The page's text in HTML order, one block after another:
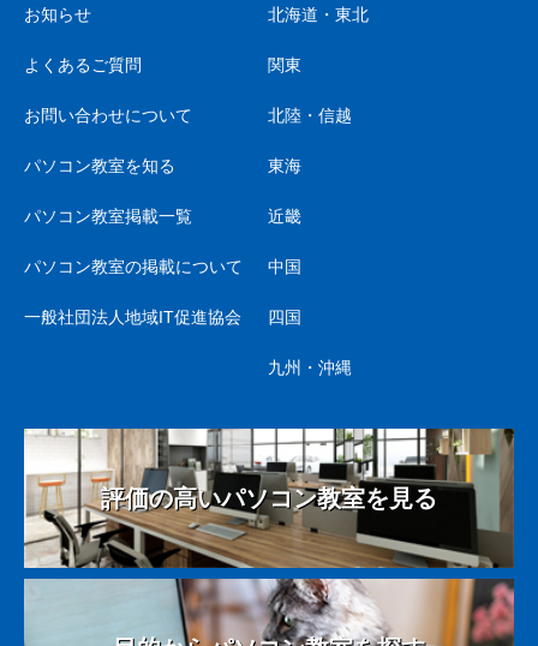
お知らせ
よくあるご質問
お問い合わせについて
パソコン教室を知る
パソコン教室掲載一覧
パソコン教室の掲載について
一般社団法人地域IT促進協会
北海道・東北
関東
北陸・信越
東海
近畿
中国
四国
九州・沖縄
評価の高いパソコン教室を見る